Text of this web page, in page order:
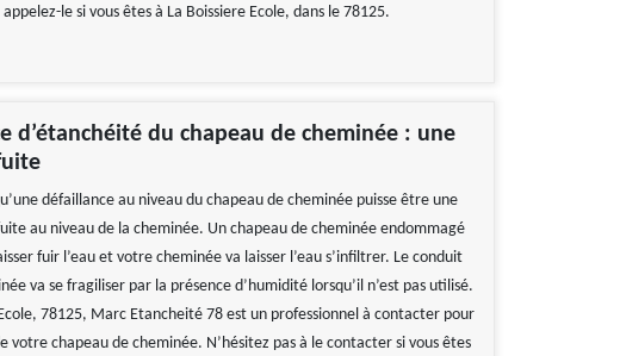
le si vous êtes à La Boissiere Ecole, dans le 78125.
d’étanchéité du chapeau de cheminée : une
défaillance au niveau du chapeau de cheminée puisse être une
au niveau de la cheminée. Un chapeau de cheminée endommagé
fuir l’eau et votre cheminée va laisser l’eau s’infiltrer. Le conduit
va se fragiliser par la présence d’humidité lorsqu’il n’est pas utilisé.
78125, Marc Etancheité 78 est un professionnel à contacter pour
votre chapeau de cheminée. N’hésitez pas à le contacter si vous êtes